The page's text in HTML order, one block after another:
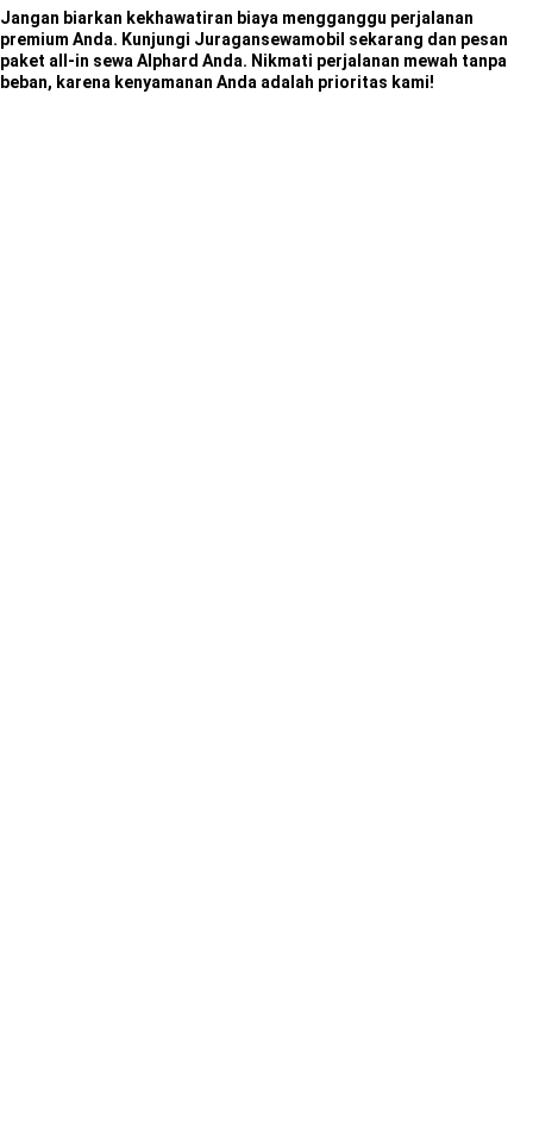
Jangan biarkan kekhawatiran biaya mengganggu perjalanan
premium Anda. Kunjungi Juragansewamobil sekarang dan pesan
paket all-in sewa Alphard Anda. Nikmati perjalanan mewah tanpa
beban, karena kenyamanan Anda adalah prioritas kami!